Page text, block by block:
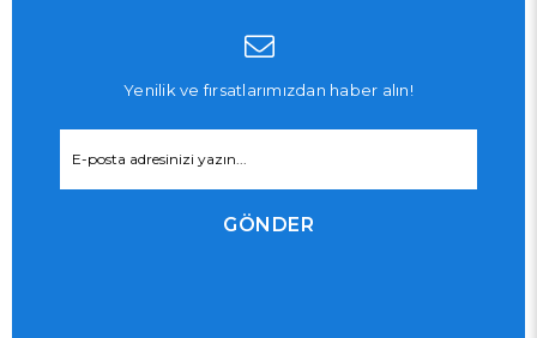
Yenilik ve fırsatlarımızdan haber alın!
GÖNDER